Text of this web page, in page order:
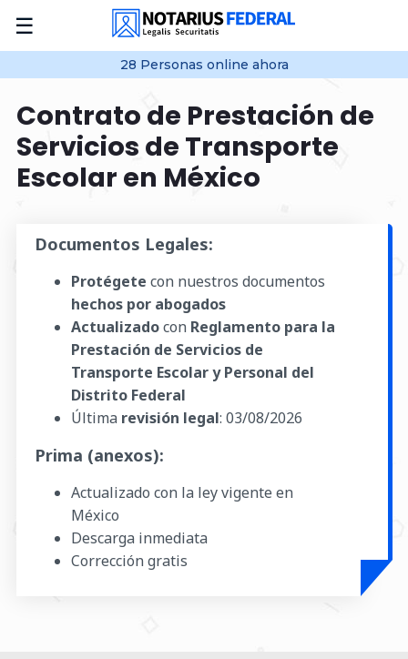
☰
28 Personas online ahora
Contrato de Prestación de
Servicios de Transporte
Escolar en México
Documentos Legales:
Protégete con nuestros documentos
hechos por abogados
Actualizadocon Reglamento para la
Prestación de Servicios de
Transporte Escolar y Personal del
Distrito Federal
Última revisión legal: 03/08/2026
Prima (anexos):
Actualizado con la ley vigente en
México
Descarga inmediata
Corrección gratis